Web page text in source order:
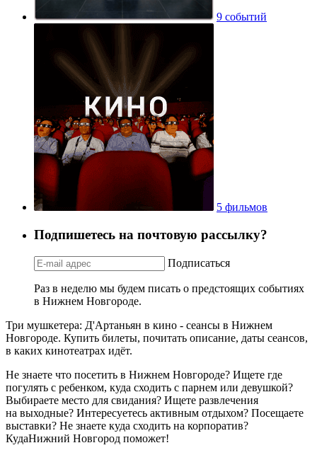
9 событий
5 фильмов
Подпишетесь на почтовую рассылку?
Подписаться
Раз в неделю мы будем писать о предстоящих событиях
в Нижнем Новгороде.
Три мушкетера: Д'Артаньян в кино - сеансы в Нижнем
Новгороде. Купить билеты, почитать описание, даты сеансов,
в каких кинотеатрах идёт.
Не знаете что посетить в Нижнем Новгороде? Ищете где
погулять с ребенком, куда сходить с парнем или девушкой?
Выбираете место для свидания? Ищете развлечения
на выходные? Интересуетесь активным отдыхом? Посещаете
выставки? Не знаете куда сходить на корпоратив?
КудаНижний Новгород поможет!